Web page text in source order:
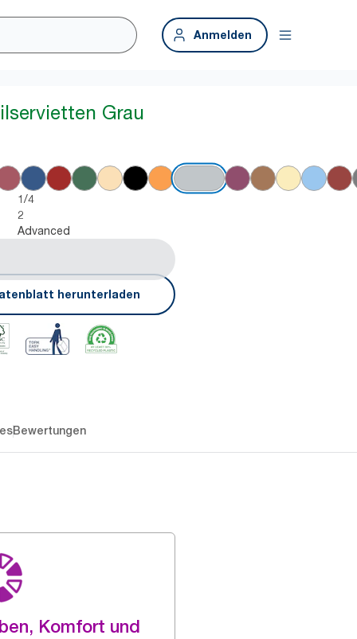
Anmelden
Grau
1/4
2
Advanced
herunterladen
Bewertungen
Komfort und